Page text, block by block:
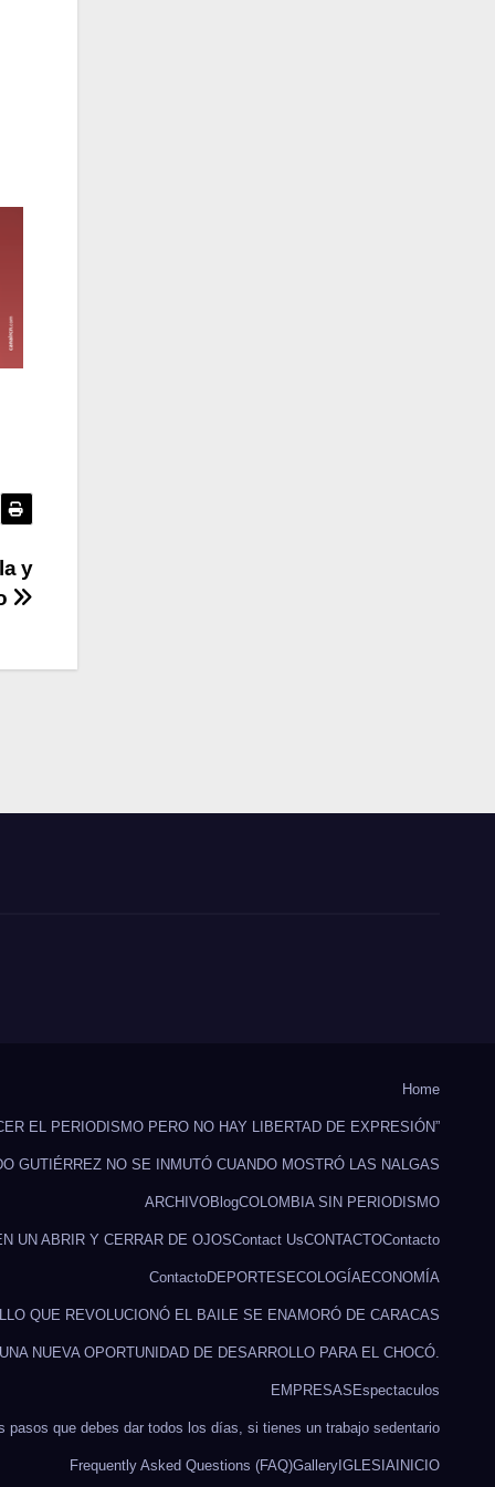
y
Home
EL PERIODISMO PERO NO HAY LIBERTAD DE EXPRESIÓN”
GUTIÉRREZ NO SE INMUTÓ CUANDO MOSTRÓ LAS NALGAS
ARCHIVOBlogCOLOMBIA SIN PERIODISMO
UN ABRIR Y CERRAR DE OJOSContact UsCONTACTOContacto
ContactoDEPORTESECOLOGÍAECONOMÍA
QUE REVOLUCIONÓ EL BAILE SE ENAMORÓ DE CARACAS
NUEVA OPORTUNIDAD DE DESARROLLO PARA EL CHOCÓ.
EMPRESASEspectaculos
pasos que debes dar todos los días, si tienes un trabajo sedentario
Frequently Asked Questions (FAQ)GalleryIGLESIAINICIO